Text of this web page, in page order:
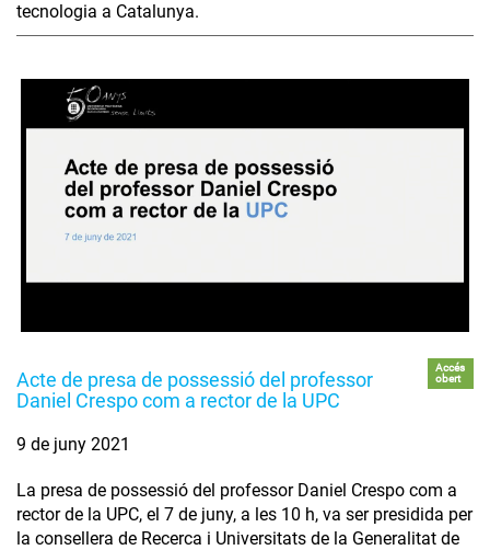
tecnologia a Catalunya.
Acte de presa de possessió del professor
Daniel Crespo com a rector de la UPC
Accés
obert
9 de juny 2021
La presa de possessió del professor Daniel Crespo com a
rector de la UPC, el 7 de juny, a les 10 h, va ser presidida per
la consellera de Recerca i Universitats de la Generalitat de